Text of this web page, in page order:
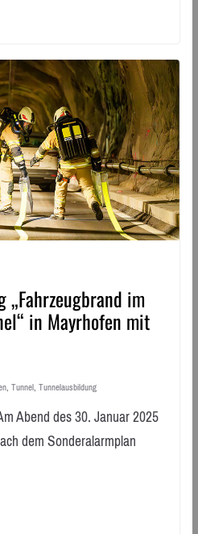
„Fahrzeugbrand im
in Mayrhofen mit
, Tunnel, Tunnelausbildung
Abend des 30. Januar 2025
dem Sonderalarmplan